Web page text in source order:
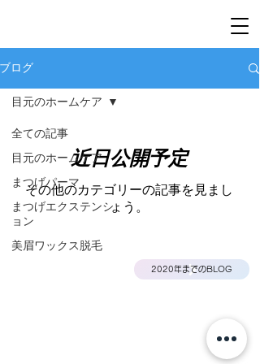
ブログ
全ての記事
目元のホームケア
まつげパーマ
まつげエクステンシ
ョン
美眉ワックス脱毛
目元のホームケア
近日公開予定
その他のカテゴリーの記事を見まし
ょう。
2020年までのBLOG